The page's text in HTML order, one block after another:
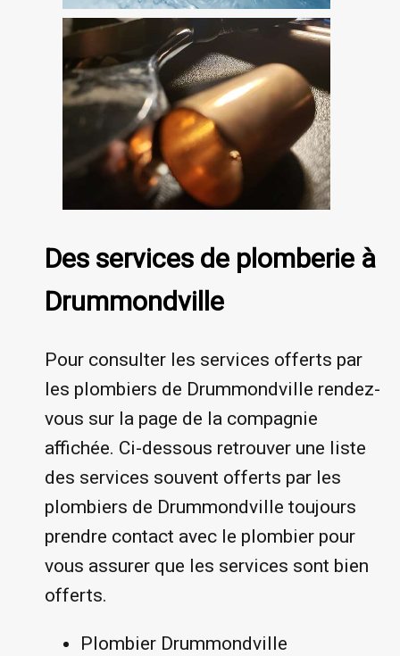
Des services de plomberie à
Drummondville
Pour consulter les services offerts par
les plombiers de Drummondville rendez-
vous sur la page de la compagnie
affichée. Ci-dessous retrouver une liste
des services souvent offerts par les
plombiers de Drummondville toujours
prendre contact avec le plombier pour
vous assurer que les services sont bien
offerts.
Plombier Drummondville